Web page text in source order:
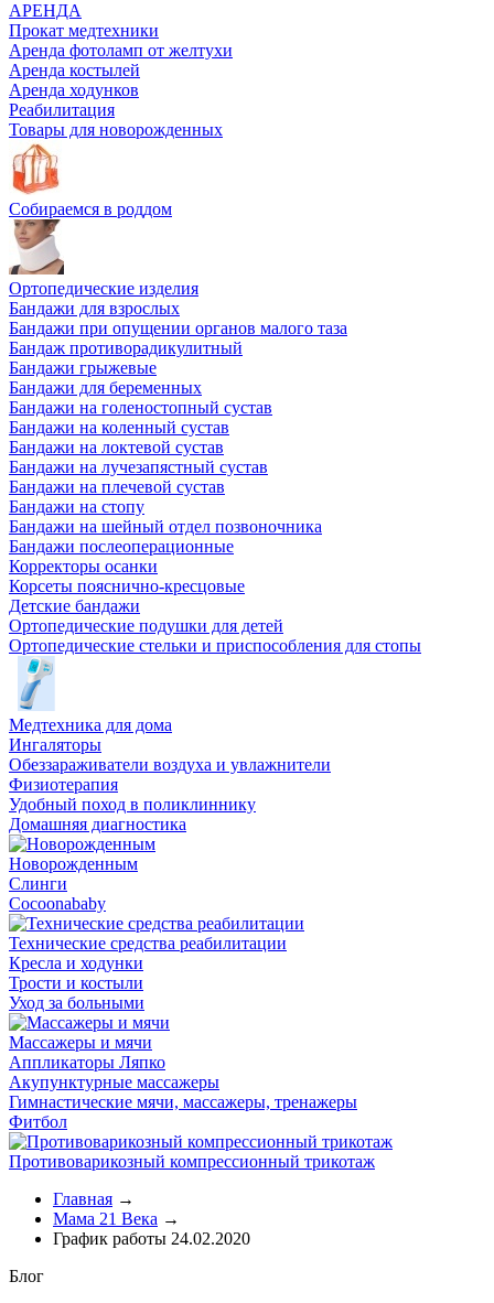
АРЕНДА
Прокат медтехники
Аренда фотоламп от желтухи
Аренда костылей
Аренда ходунков
Реабилитация
Товары для новорожденных
Собираемся в роддом
Ортопедические изделия
Бандажи для взрослых
Бандажи при опущении органов малого таза
Бандаж противорадикулитный
Бандажи грыжевые
Бандажи для беременных
Бандажи на голеностопный сустав
Бандажи на коленный сустав
Бандажи на локтевой сустав
Бандажи на лучезапястный сустав
Бандажи на плечевой сустав
Бандажи на стопу
Бандажи на шейный отдел позвоночника
Бандажи послеоперационные
Корректоры осанки
Корсеты пояснично-кресцовые
Детские бандажи
Ортопедические подушки для детей
Ортопедические стельки и приспособления для стопы
Медтехника для дома
Ингаляторы
Обеззараживатели воздуха и увлажнители
Физиотерапия
Удобный поход в поликлиннику
Домашняя диагностика
Новорожденным
Слинги
Cocoonababy
Технические средства реабилитации
Кресла и ходунки
Трости и костыли
Уход за больными
Массажеры и мячи
Аппликаторы Ляпко
Акупунктурные массажеры
Гимнастические мячи, массажеры, тренажеры
Фитбол
Противоварикозный компрессионный трикотаж
Главная →
Мама 21 Века →
График работы 24.02.2020
Блог